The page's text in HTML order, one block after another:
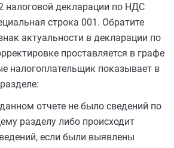
налоговой декларации по НДС
строка 001. Обратите
актуальности в декларации по
проставляется в графе
налогоплательщик показывает в
отчете не было сведений по
разделу либо происходит
если были выявлены